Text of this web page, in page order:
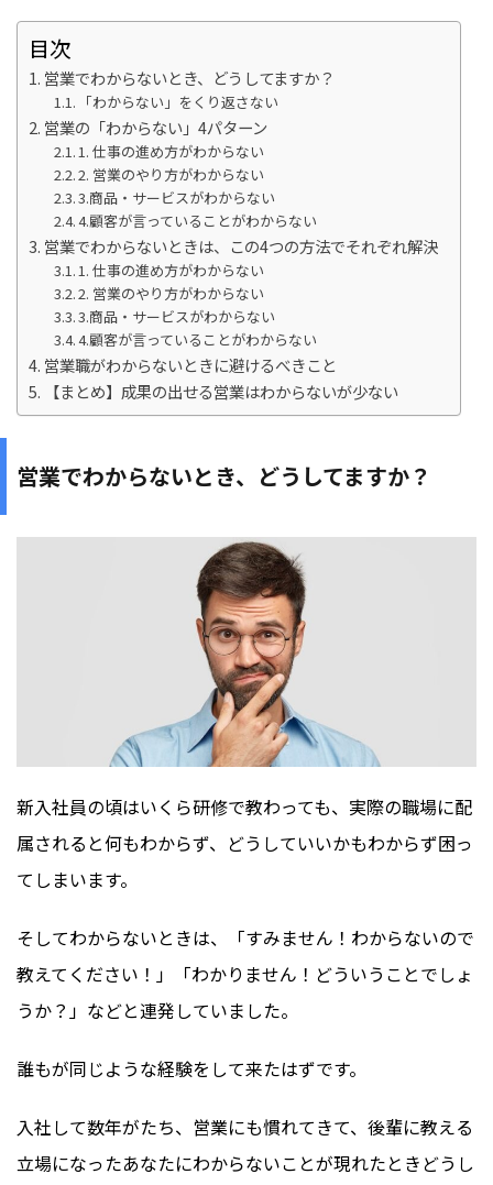
目次
営業でわからないとき、どうしてますか？
「わからない」をくり返さない
営業の「わからない」4パターン
1. 仕事の進め方がわからない
2. 営業のやり方がわからない
3.商品・サービスがわからない
4.顧客が言っていることがわからない
営業でわからないときは、この4つの方法でそれぞれ解決
1. 仕事の進め方がわからない
2. 営業のやり方がわからない
3.商品・サービスがわからない
4.顧客が言っていることがわからない
営業職がわからないときに避けるべきこと
【まとめ】成果の出せる営業はわからないが少ない
営業でわからないとき、どうしてますか？
新入社員の頃はいくら研修で教わっても、実際の職場に配
属されると何もわからず、どうしていいかもわからず困っ
てしまいます。
そしてわからないときは、「すみません！わからないので
教えてください！」「わかりません！どういうことでしょ
うか？」などと連発していました。
誰もが同じような経験をして来たはずです。
入社して数年がたち、営業にも慣れてきて、後輩に教える
立場になったあなたにわからないことが現れたときどうし